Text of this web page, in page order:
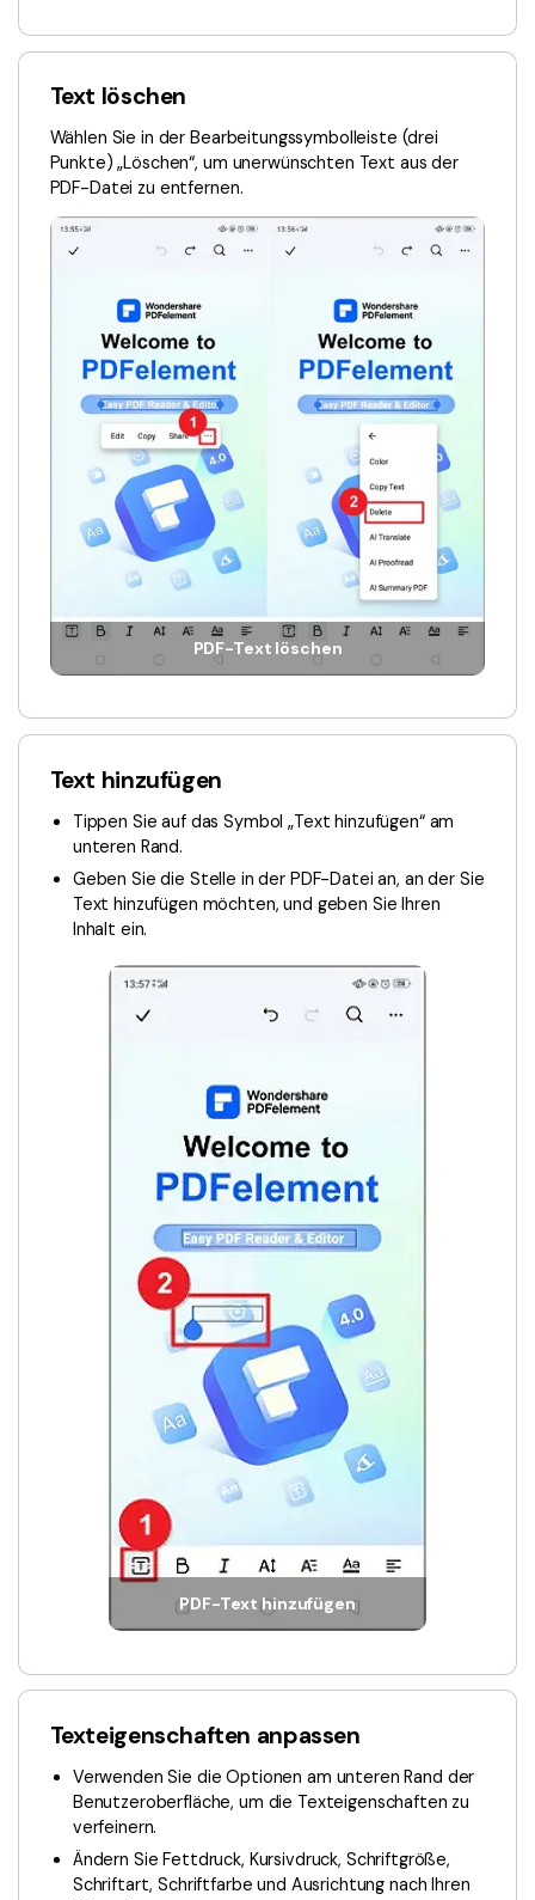
Text löschen
Wählen Sie in der Bearbeitungssymbolleiste (drei
Punkte) „Löschen“, um unerwünschten Text aus der
PDF-Datei zu entfernen.
PDF-Text löschen
Text hinzufügen
Tippen Sie auf das Symbol „Text hinzufügen“ am
unteren Rand.
Geben Sie die Stelle in der PDF-Datei an, an der Sie
Text hinzufügen möchten, und geben Sie Ihren
Inhalt ein.
PDF-Text hinzufügen
Texteigenschaften anpassen
Verwenden Sie die Optionen am unteren Rand der
Benutzeroberfläche, um die Texteigenschaften zu
verfeinern.
Ändern Sie Fettdruck, Kursivdruck, Schriftgröße,
Schriftart, Schriftfarbe und Ausrichtung nach Ihren